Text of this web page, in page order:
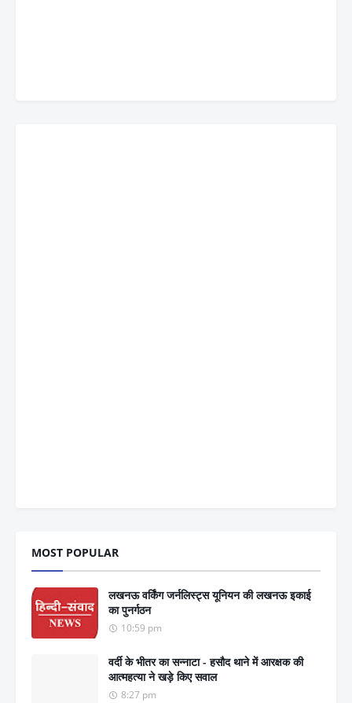
MOST POPULAR
लखनऊ वर्किंग जर्नलिस्ट्स यूनियन की लखनऊ इकाई
का पुनर्गठन
10:59 pm
वर्दी के भीतर का सन्नाटा - हसौद थाने में आरक्षक की
आत्महत्या ने खड़े किए सवाल
8:27 pm